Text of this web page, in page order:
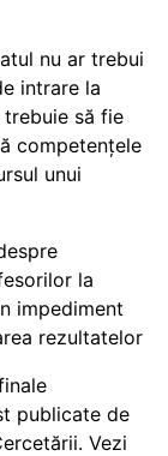
nu ar trebui
intrare la
să fie
competențele
unui
la
impediment
rezultatelor
publicate de
Vezi